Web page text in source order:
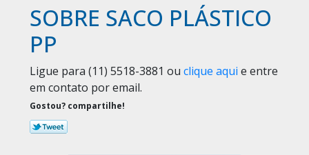
SOBRE SACO PLÁSTICO
PP
Ligue para (11) 5518-3881 ou clique aqui e entre
em contato por email.
Gostou? compartilhe!